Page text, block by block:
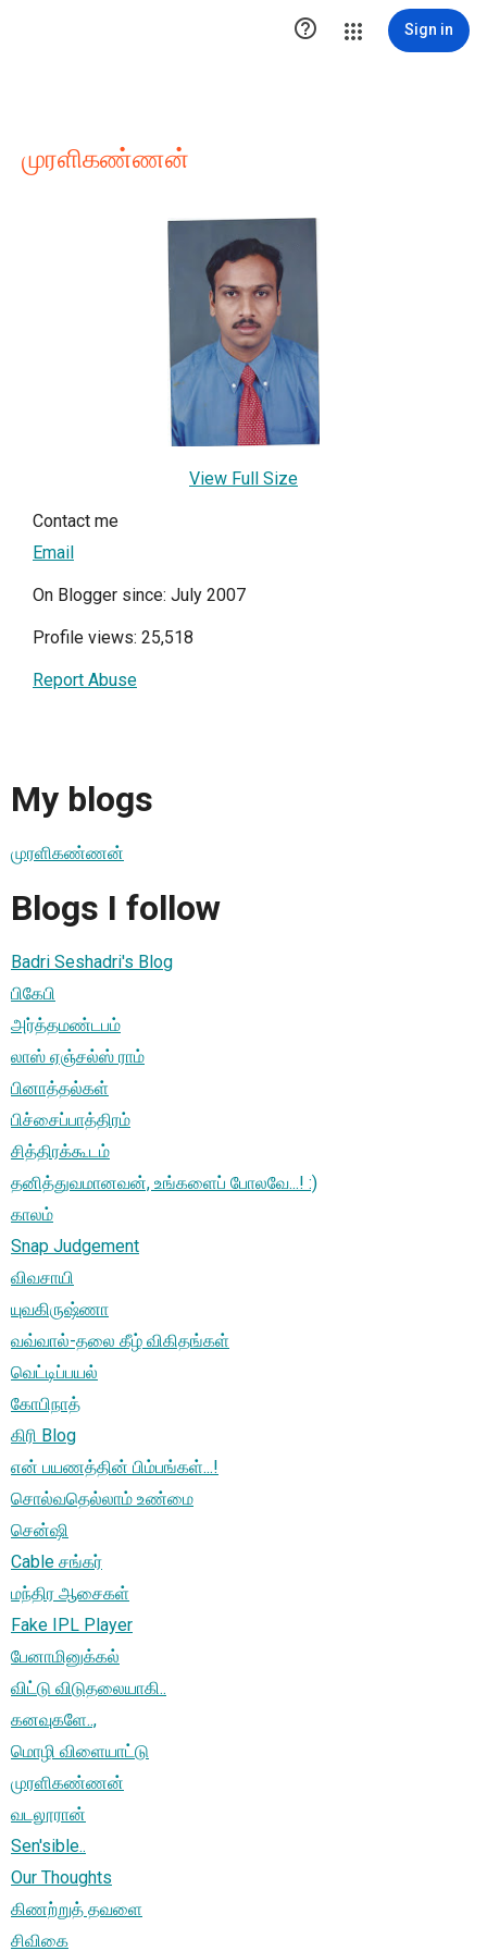
 Sign in
முரளிகண்ணன்
View Full Size
Contact me
Email
On Blogger since: July 2007
Profile views: 25,518
Report Abuse
My blogs
முரளிகண்ணன்
Blogs I follow
Badri Seshadri's Blog
பிகேபி
அர்த்தமண்டபம்
லாஸ் ஏஞ்சல்ஸ் ராம்
பினாத்தல்கள்
பிச்சைப்பாத்திரம்
சித்திரக்கூடம்
தனித்துவமானவன், உங்களைப் போலவே...! :)
காலம்
Snap Judgement
விவசாயி
யுவகிருஷ்ணா
வவ்வால்-தலை கீழ் விகிதங்கள்
வெட்டிப்பயல்
கோபிநாத்
கிரி Blog
என் பயணத்தின் பிம்பங்கள்...!
சொல்வதெல்லாம் உண்மை
சென்ஷி
Cable சங்கர்
மந்திர ஆசைகள்
Fake IPL Player
பேனாமினுக்கல்
விட்டு விடுதலையாகி..
கனவுகளே..,
மொழி விளையாட்டு
முரளிகண்ணன்
வடலூரான்
Sen'sible..
Our Thoughts
கிணற்றுத் தவளை
சிவிகை